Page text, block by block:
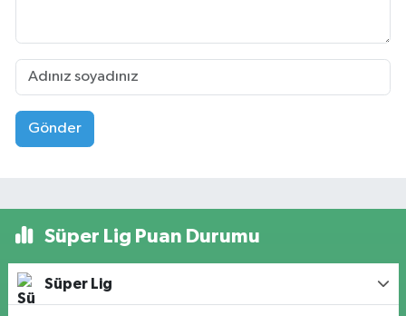
Gönder
Süper Lig Puan Durumu
Süper Lig